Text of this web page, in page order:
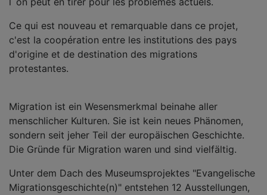
Ce qui est nouveau et remarquable dans ce projet,
c'est la coopération entre les institutions des pays
d'origine et de destination des migrations
protestantes.
Migration ist ein Wesensmerkmal beinahe aller
menschlicher Kulturen. Sie ist kein neues Phänomen,
sondern seit jeher Teil der europäischen Geschichte.
Die Gründe für Migration waren und sind vielfältig.
Unter dem Dach des Museumsprojektes "Evangelische
Migrationsgeschichte(n)" entstehen 12 Ausstellungen,